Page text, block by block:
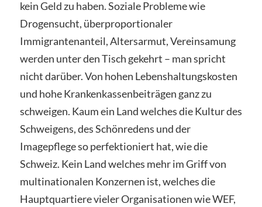
kein Geld zu haben. Soziale Probleme wie
Drogensucht, überproportionaler
Immigrantenanteil, Altersarmut, Vereinsamung
werden unter den Tisch gekehrt – man spricht
nicht darüber. Von hohen Lebenshaltungskosten
und hohe Krankenkassenbeiträgen ganz zu
schweigen. Kaum ein Land welches die Kultur des
Schweigens, des Schönredens und der
Imagepflege so perfektioniert hat, wie die
Schweiz. Kein Land welches mehr im Griff von
multinationalen Konzernen ist, welches die
Hauptquartiere vieler Organisationen wie WEF,